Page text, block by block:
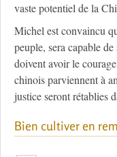
vaste potentiel de la
Michel est convaincu
peuple, sera capable
doivent avoir le
chinois parviennent à
justice seront rétablies
Bien cultiver en